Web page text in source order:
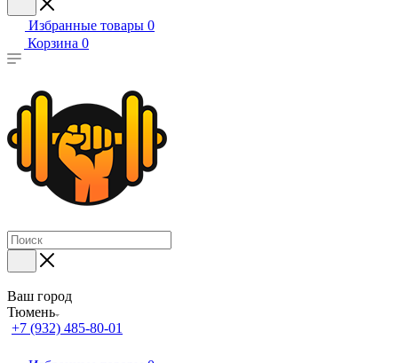
Избранные товары 0
Корзина 0
Ваш город
Тюмень
+7 (932) 485-80-01